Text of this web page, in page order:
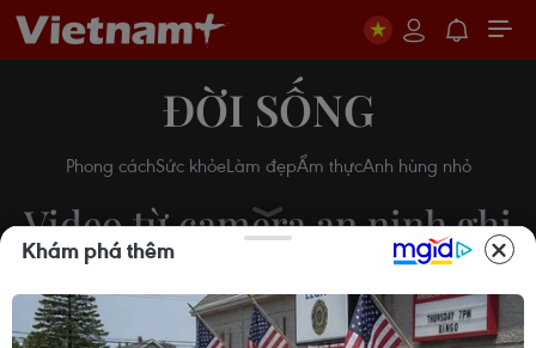
ĐỜI SỐNG
Phong cáchSức khỏeLàm đẹpẨm thựcAnh hùng nhỏ
Video từ camera an ninh ghi
cảnh xả súng trong nhà thờ
ở Texas
Khám phá thêm